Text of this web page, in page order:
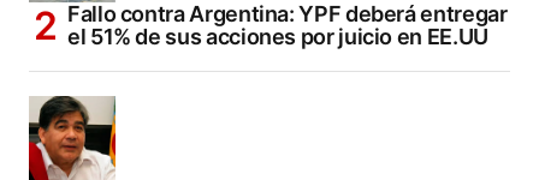
Fallo contra Argentina: YPF deberá entregar
el 51% de sus acciones por juicio en EE.UU